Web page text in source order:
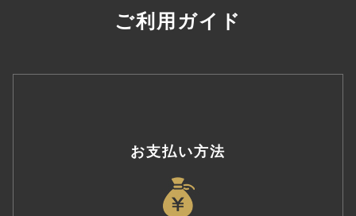
ご利用ガイド
お支払い方法